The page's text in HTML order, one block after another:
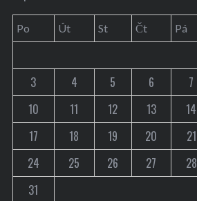
Po Út St Čt Pá
3
4 5 6 7
10
11 12 13 14
17
18 19 20 21
24
25 26 27 28
31